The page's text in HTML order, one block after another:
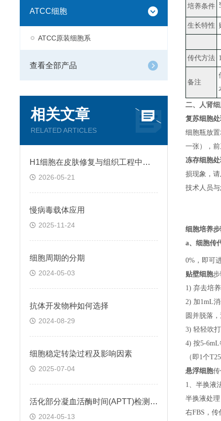
ATCC细胞
ATCC原装细胞系
查看全部产品
相关文章
RELATED ARTICLES
H1细胞在皮肤修复与组织工程中的应用前景
2026-05-21
慢病毒载体应用
2025-11-24
细胞周期的分期
2024-05-03
抗体开发物种如何选择
2024-08-29
细胞稳定转染过程及影响因素
2025-07-04
活化部分凝血活酶时间(APTT)检测试剂盒 (鞣花酸凝固法)
2024-05-13
培养条件
生长特性
传代方法
备注
二、
人肾
复苏细胞
细胞瓶放
一张）
，
冻存细胞
损现象，
技术人员
细胞培养
a、 细胞传
0%，即可
贴壁细胞
1) 弃去培
2) 加1mL
圆并脱落
3) 轻轻吹
4) 按5-
（即1个
悬浮细胞
1、半换液
半换液处
右FBS，